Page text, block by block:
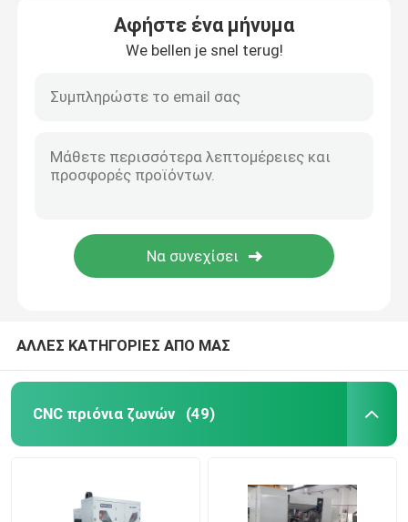
Αφήστε ένα μήνυμα
We bellen je snel terug!
ΑΛΛΕΣ ΚΑΤΗΓΟΡΙΕΣ ΑΠΟ ΜΑΣ
CNC πριόνια ζωνών (49)